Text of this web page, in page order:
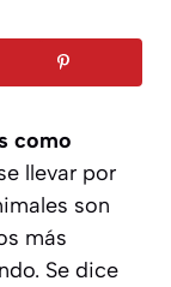
como
llevar por
son
más
Se dice